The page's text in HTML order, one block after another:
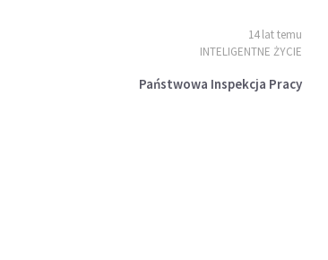
14 lat temu
INTELIGENTNE ŻYCIE
Państwowa Inspekcja Pracy